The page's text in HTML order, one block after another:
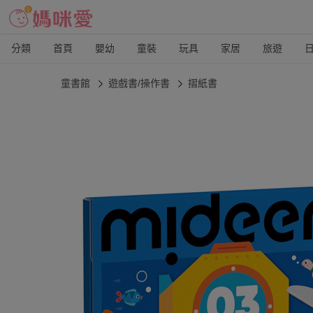
分類 首頁 嬰幼 童裝 玩具 家居 旅遊
童書館 遊戲書/操作書 摺紙書